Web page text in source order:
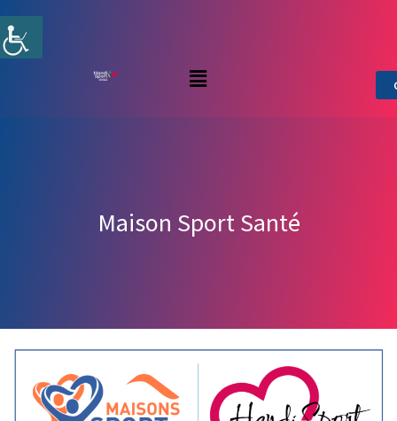
au
contenu
Menu
Maison Sport Santé